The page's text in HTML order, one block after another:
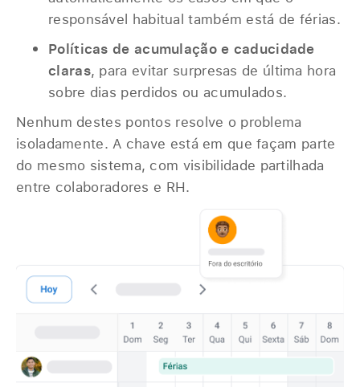
responsável habitual também está de férias.
Políticas de acumulação e caducidade
claras, para evitar surpresas de última hora
sobre dias perdidos ou acumulados.
Nenhum destes pontos resolve o problema
isoladamente. A chave está em que façam parte
do mesmo sistema, com visibilidade partilhada
entre colaboradores e RH.